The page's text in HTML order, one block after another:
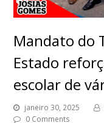
Mandato do
Estado
escolar de
janeiro 30, 2025
0 Comments